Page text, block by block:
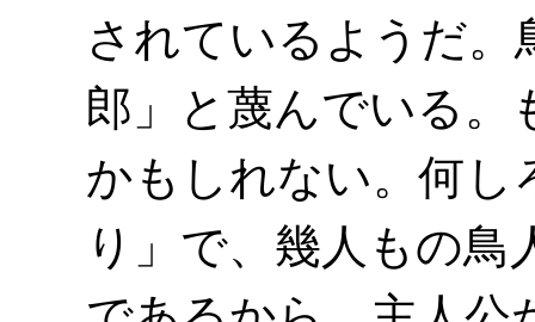
されているようだ。
郎」と蔑んでいる。
かもしれない。何し
り」で、幾人もの